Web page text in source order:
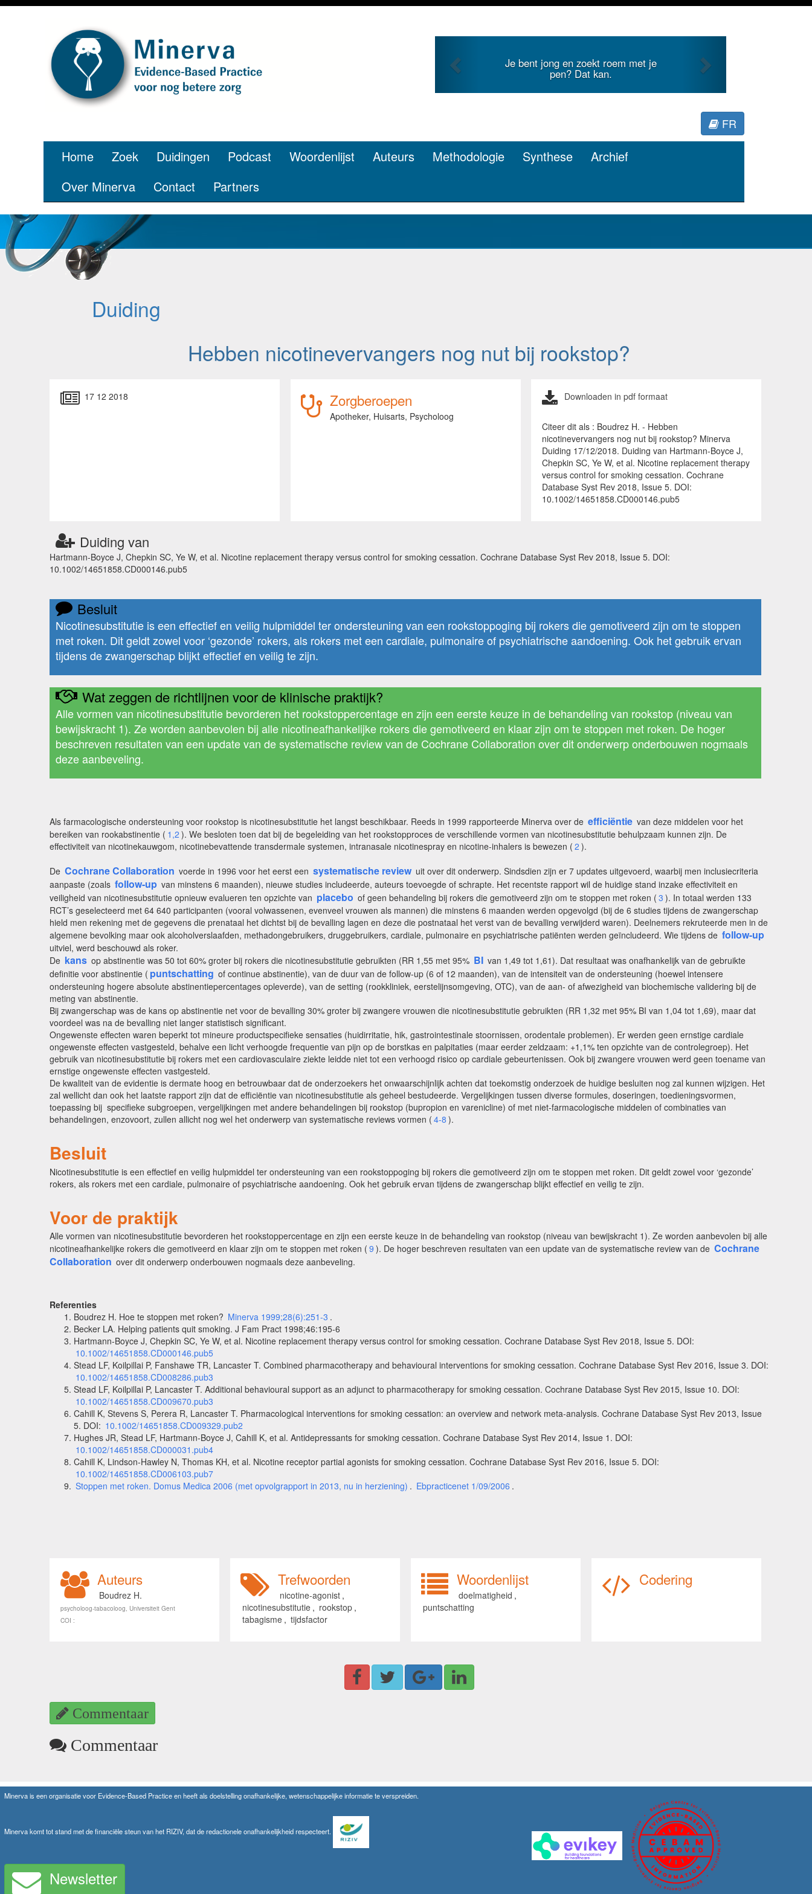
Je bent jong en zoekt roem met je
pen? Dat kan.
FR
Home Zoek Duidingen Podcast Woordenlijst Auteurs Methodologie Synthese
Archief
Over Minerva
Contact Partners
Duiding
Hebben nicotinevervangers nog nut bij rookstop?
17 12 2018 Zorgberoepen
Apotheker, Huisarts, Psycholoog
Downloaden in pdf formaat
Citeer dit als : Boudrez H. - Hebben
nicotinevervangers nog nut bij rookstop? Minerva
Duiding 17/12/2018. Duiding van Hartmann-Boyce J,
Chepkin SC, Ye W, et al. Nicotine replacement therapy
versus control for smoking cessation. Cochrane
Database Syst Rev 2018, Issue 5. DOI:
10.1002/14651858.CD000146.pub5
Duiding van
Hartmann-Boyce J, Chepkin SC, Ye W, et al. Nicotine replacement therapy versus control for smoking cessation. Cochrane Database Syst Rev 2018, Issue 5. DOI:
10.1002/14651858.CD000146.pub5
Besluit
Nicotinesubstitutie is een effectief en veilig hulpmiddel ter ondersteuning van een rookstoppoging bij rokers die gemotiveerd zijn om te stoppen
met roken. Dit geldt zowel voor ‘gezonde’ rokers, als rokers met een cardiale, pulmonaire of psychiatrische aandoening. Ook het gebruik ervan
tijdens de zwangerschap blijkt effectief en veilig te zijn.
Wat zeggen de richtlijnen voor de klinische praktijk?
Alle vormen van nicotinesubstitutie bevorderen het rookstoppercentage en zijn een eerste keuze in de behandeling van rookstop (niveau van
bewijskracht 1). Ze worden aanbevolen bij alle nicotineafhankelijke rokers die gemotiveerd en klaar zijn om te stoppen met roken. De hoger
beschreven resultaten van een update van de systematische review van de Cochrane Collaboration over dit onderwerp onderbouwen nogmaals
deze aanbeveling.
Als farmacologische ondersteuning voor rookstop is nicotinesubstitutie het langst beschikbaar. Reeds in 1999 rapporteerde Minerva over de efficiëntie van deze middelen voor het
bereiken van rookabstinentie ( 1,2 ). We besloten toen dat bij de begeleiding van het rookstopproces de verschillende vormen van nicotinesubstitutie behulpzaam kunnen zijn. De
effectiviteit van nicotinekauwgom, nicotinebevattende transdermale systemen, intranasale nicotinespray en nicotine-inhalers is bewezen ( 2 ).
De Cochrane Collaboration voerde in 1996 voor het eerst een systematische review uit over dit onderwerp. Sindsdien zijn er 7 updates uitgevoerd, waarbij men inclusiecriteria
aanpaste (zoals follow-up van minstens 6 maanden), nieuwe studies includeerde, auteurs toevoegde of schrapte. Het recentste rapport wil de huidige stand inzake effectiviteit en
veiligheid van nicotinesubstitutie opnieuw evalueren ten opzichte van placebo of geen behandeling bij rokers die gemotiveerd zijn om te stoppen met roken ( 3 ). In totaal werden 133
RCT’s geselecteerd met 64 640 participanten (vooral volwassenen, evenveel vrouwen als mannen) die minstens 6 maanden werden opgevolgd (bij de 6 studies tijdens de zwangerschap
hield men rekening met de gegevens die prenataal het dichtst bij de bevalling lagen en deze die postnataal het verst van de bevalling verwijderd waren). Deelnemers rekruteerde men in de
algemene bevolking maar ook alcoholverslaafden, methadongebruikers, druggebruikers, cardiale, pulmonaire en psychiatrische patiënten werden geïncludeerd. Wie tijdens de follow-up
uitviel, werd beschouwd als roker.
De kans op abstinentie was 50 tot 60% groter bij rokers die nicotinesubstitutie gebruikten (RR 1,55 met 95% BI van 1,49 tot 1,61). Dat resultaat was onafhankelijk van de gebruikte
definitie voor abstinentie ( puntschatting of continue abstinentie), van de duur van de follow-up (6 of 12 maanden), van de intensiteit van de ondersteuning (hoewel intensere
ondersteuning hogere absolute abstinentiepercentages opleverde), van de setting (rookkliniek, eerstelijnsomgeving, OTC), van de aan- of afwezigheid van biochemische validering bij de
meting van abstinentie.
Bij zwangerschap was de kans op abstinentie net voor de bevalling 30% groter bij zwangere vrouwen die nicotinesubstitutie gebruikten (RR 1,32 met 95% BI van 1,04 tot 1,69), maar dat
voordeel was na de bevalling niet langer statistisch significant.
Ongewenste effecten waren beperkt tot mineure productspecifieke sensaties (huidirritatie, hik, gastrointestinale stoornissen, orodentale problemen). Er werden geen ernstige cardiale
ongewenste effecten vastgesteld, behalve een licht verhoogde frequentie van pijn op de borstkas en palpitaties (maar eerder zeldzaam: +1,1% ten opzichte van de controlegroep). Het
gebruik van nicotinesubstitutie bij rokers met een cardiovasculaire ziekte leidde niet tot een verhoogd risico op cardiale gebeurtenissen. Ook bij zwangere vrouwen werd geen toename van
ernstige ongewenste effecten vastgesteld.
De kwaliteit van de evidentie is dermate hoog en betrouwbaar dat de onderzoekers het onwaarschijnlijk achten dat toekomstig onderzoek de huidige besluiten nog zal kunnen wijzigen. Het
zal wellicht dan ook het laatste rapport zijn dat de efficiëntie van nicotinesubstitutie als geheel bestudeerde. Vergelijkingen tussen diverse formules, doseringen, toedieningsvormen,
toepassing bij specifieke subgroepen, vergelijkingen met andere behandelingen bij rookstop (bupropion en varenicline) of met niet-farmacologische middelen of combinaties van
behandelingen, enzovoort, zullen allicht nog wel het onderwerp van systematische reviews vormen ( 4-8 ).
Besluit
Nicotinesubstitutie is een effectief en veilig hulpmiddel ter ondersteuning van een rookstoppoging bij rokers die gemotiveerd zijn om te stoppen met roken. Dit geldt zowel voor ‘gezonde’
rokers, als rokers met een cardiale, pulmonaire of psychiatrische aandoening. Ook het gebruik ervan tijdens de zwangerschap blijkt effectief en veilig te zijn.
Voor de praktijk
Alle vormen van nicotinesubstitutie bevorderen het rookstoppercentage en zijn een eerste keuze in de behandeling van rookstop (niveau van bewijskracht 1). Ze worden aanbevolen bij alle
nicotineafhankelijke rokers die gemotiveerd en klaar zijn om te stoppen met roken ( 9 ). De hoger beschreven resultaten van een update van de systematische review van de Cochrane
Collaboration over dit onderwerp onderbouwen nogmaals deze aanbeveling.
Referenties
Boudrez H. Hoe te stoppen met roken? Minerva 1999;28(6):251-3 .
Becker LA. Helping patients quit smoking. J Fam Pract 1998;46:195-6
Hartmann-Boyce J, Chepkin SC, Ye W, et al. Nicotine replacement therapy versus control for smoking cessation. Cochrane Database Syst Rev 2018, Issue 5. DOI:
10.1002/14651858.CD000146.pub5
Stead LF, Koilpillai P, Fanshawe TR, Lancaster T. Combined pharmacotherapy and behavioural interventions for smoking cessation. Cochrane Database Syst Rev 2016, Issue 3. DOI:
10.1002/14651858.CD008286.pub3
Stead LF, Koilpillai P, Lancaster T. Additional behavioural support as an adjunct to pharmacotherapy for smoking cessation. Cochrane Database Syst Rev 2015, Issue 10. DOI:
10.1002/14651858.CD009670.pub3
Cahill K, Stevens S, Perera R, Lancaster T. Pharmacological interventions for smoking cessation: an overview and network meta-analysis. Cochrane Database Syst Rev 2013, Issue
5. DOI: 10.1002/14651858.CD009329.pub2
Hughes JR, Stead LF, Hartmann-Boyce J, Cahill K, et al. Antidepressants for smoking cessation. Cochrane Database Syst Rev 2014, Issue 1. DOI:
10.1002/14651858.CD000031.pub4
Cahill K, Lindson-Hawley N, Thomas KH, et al. Nicotine receptor partial agonists for smoking cessation. Cochrane Database Syst Rev 2016, Issue 5. DOI:
10.1002/14651858.CD006103.pub7
Stoppen met roken. Domus Medica 2006 (met opvolgrapport in 2013, nu in herziening) . Ebpracticenet 1/09/2006 .
Auteurs
Boudrez H.
psycholoog-tabacoloog, Universiteit Gent
COI :
Trefwoorden
nicotine-agonist ,
nicotinesubstitutie , rookstop ,
tabagisme , tijdsfactor
Woordenlijst
doelmatigheid ,
puntschatting
Codering
Commentaar
Commentaar
Minerva is een organisatie voor Evidence-Based Practice en heeft als doelstelling onafhankelijke, wetenschappelijke informatie te verspreiden.
Minerva komt tot stand met de financiële steun van het RIZIV, dat de redactionele onafhankelijkheid respecteert.
Newsletter